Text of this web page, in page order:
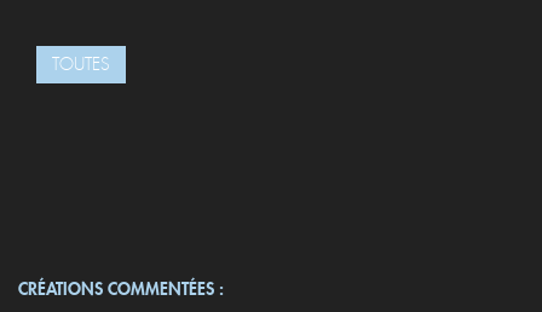
TOUTES
CRÉATIONS COMMENTÉES :